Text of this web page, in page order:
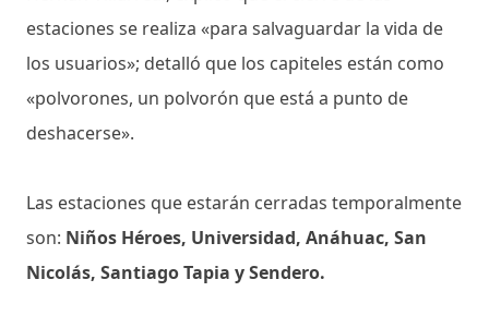
estaciones se realiza «para salvaguardar la vida de
los usuarios»; detalló que los capiteles están como
«polvorones, un polvorón que está a punto de
deshacerse».
Las estaciones que estarán cerradas temporalmente
son: Niños Héroes, Universidad, Anáhuac, San
Nicolás, Santiago Tapia y Sendero.